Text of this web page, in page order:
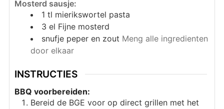
Mosterd sausje:
1 tl mierikswortel pasta
3 el Fijne mosterd
snufje peper en zout Meng alle ingredienten
door elkaar
INSTRUCTIES
BBQ voorbereiden:
Bereid de BGE voor op direct grillen met het